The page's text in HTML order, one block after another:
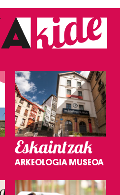
Eskaintzak
ARKEOLOGIA MUSEOA